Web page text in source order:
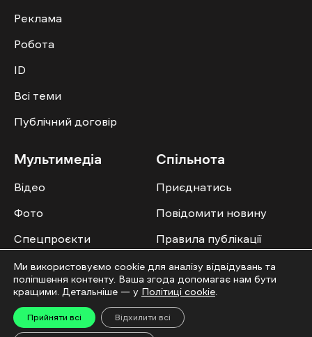
Реклама
Робота
ID
Всі теми
Публічний договір
Мультимедіа
Відео
Фото
Спецпроєкти
Спільнота
Приєднатись
Повідомити новину
Правила публікації
Усі права захищені. ©2016-2026. Ґвара Медіа. Використання матеріалів сайту
Ми використовуємо cookie для аналізу відвідувань та
поліпшення контенту. Ваша згода допомагає нам бути
кращими. Детальніше — у Політиці cookie
Прийняти всі Відхилити всі